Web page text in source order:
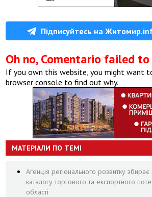
Підписуйтесь на
Oh no, Comentario failed
If you own this website, you might want
browser console to find out why.
МАТЕРІАЛИ ПО ТЕМІ
Агенція регіонального розвитку
каталогу торгового та експортного
області